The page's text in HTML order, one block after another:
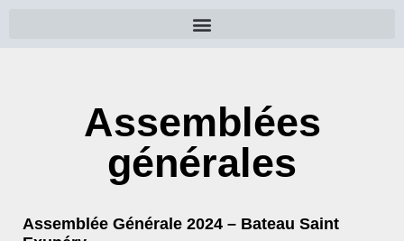
Assemblées
générales
Assemblée Générale 2024 – Bateau Saint